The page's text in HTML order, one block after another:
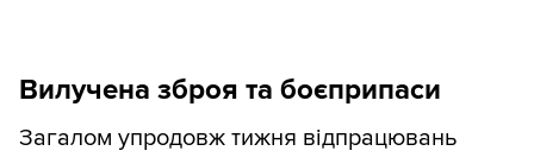
Вилучена зброя та боєприпаси
Загалом упродовж тижня відпрацювань